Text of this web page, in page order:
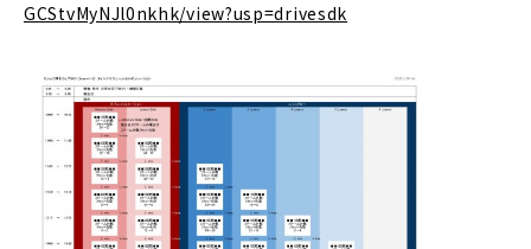
GCStvMyNJl0nkhk/view?usp=drivesdk